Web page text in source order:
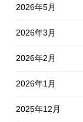
2026年5月
2026年3月
2026年2月
2026年1月
2025年12月